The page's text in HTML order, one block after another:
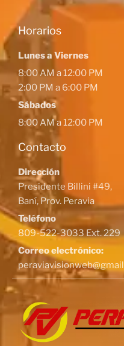
Horarios
Lunes a Viernes
8:00 AM a 12:00 PM
2:00 PM a 6:00 PM
Sábados
8:00 AM a 12:00 PM
Contacto
Dirección
Presidente Billini #49,
Baní, Prov. Peravia
Teléfono
809-522-3033 Ext. 229
Correo electrónico: